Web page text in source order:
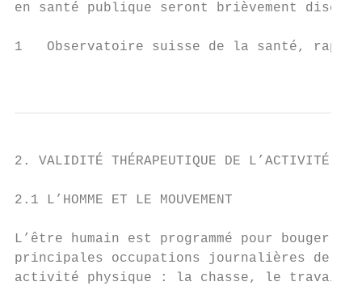
en santé publique seront brièvement
1   Observatoire suisse de la santé,
2. VALIDITÉ THÉRAPEUTIQUE DE L’ACTIVITÉ
2.1 L’HOMME ET LE MOUVEMENT
L’être humain est programmé pour
principales occupations journalières de
activité physique : la chasse, le travail